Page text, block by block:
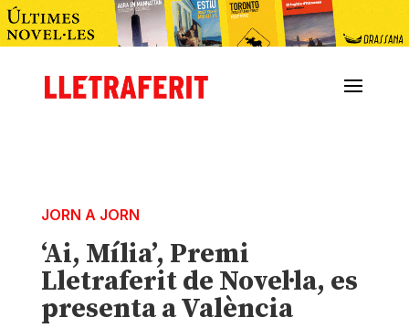
JORN A JORN
‘Ai, Mília’, Premi
Lletraferit de Novel·la, es
presenta a València